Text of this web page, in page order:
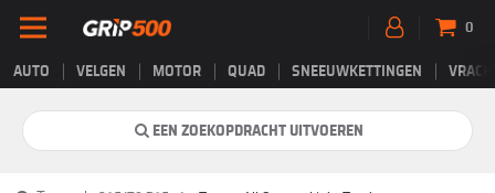
AUTO VELGEN MOTOR QUAD SNEEUWKETTINGEN
0
EEN ZOEKOPDRACHT UITVOEREN